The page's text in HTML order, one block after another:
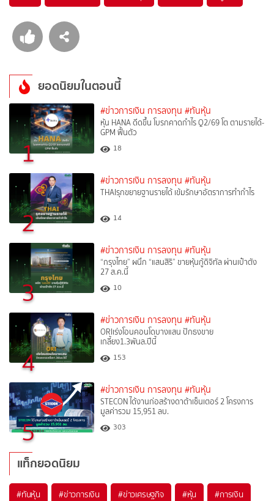
ยอดนิยมในตอนนี้
1
#ข่าวการเงิน การลงทุน #ทันหุ้น
หุ้น HANA ดีดขึ้น โบรกคาดกำไร Q2/69 โต ตามรายได้-
GPM ฟื้นตัว
18
2
#ข่าวการเงิน การลงทุน #ทันหุ้น
THAIรุกขยายฐานรายได้ เข้มรักษาอัตราการทำกำไร
14
3
#ข่าวการเงิน การลงทุน #ทันหุ้น
“กรุงไทย” ผนึก “แสนสิริ” ขายหุ้นกู้ดิจิทัล ผ่านเป๋าตัง
27 ส.ค.นี้
10
4
#ข่าวการเงิน การลงทุน #ทันหุ้น
ORIเร่งโอนคอนโดบางแสน ปักธงขาย
เกลี้ยง1.3พันล.ปีนี้
153
5
#ข่าวการเงิน การลงทุน #ทันหุ้น
STECON ได้งานก่อสร้างดาต้าเซ็นเตอร์ 2 โครงการ
มูลค่ารวม 15,951 ลบ.
303
แท็กยอดนิยม
#ทันหุ้น #ข่าวการเงิน #ข่าวเศรษฐกิจ #หุ้น #การเงิน